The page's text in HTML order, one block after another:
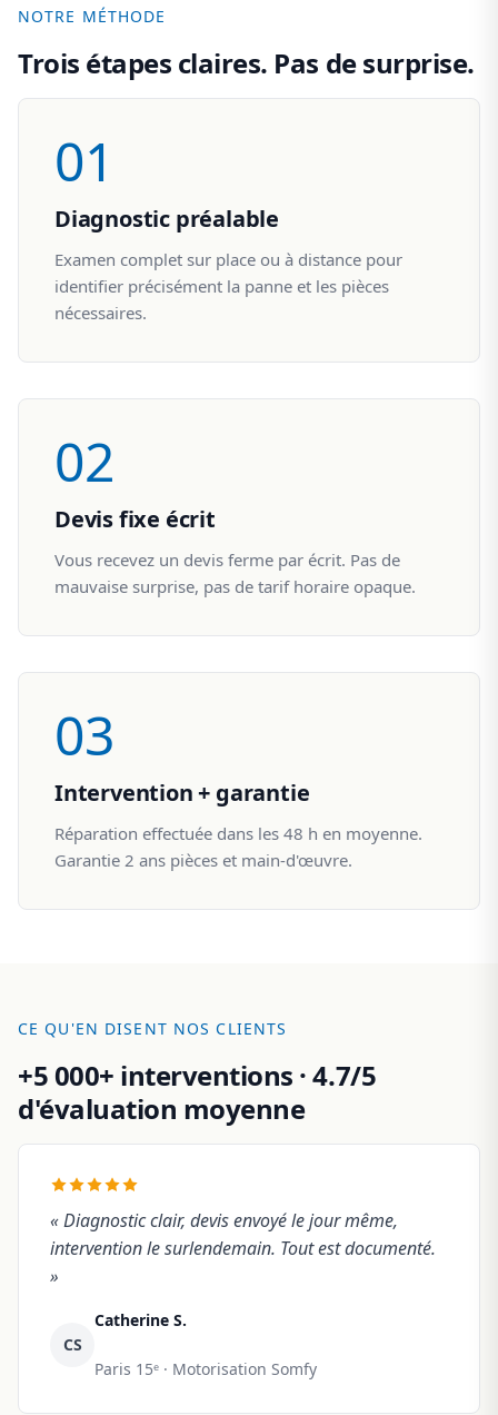
NOTRE MÉTHODE
Trois étapes claires. Pas de surprise.
01
Diagnostic préalable
Examen complet sur place ou à distance pour
identifier précisément la panne et les pièces
nécessaires.
02
Devis fixe écrit
Vous recevez un devis ferme par écrit. Pas de
mauvaise surprise, pas de tarif horaire opaque.
03
Intervention + garantie
Réparation effectuée dans les 48 h en moyenne.
Garantie 2 ans pièces et main-d'œuvre.
CE QU'EN DISENT NOS CLIENTS
+5 000+ interventions · 4.7/5
d'évaluation moyenne
« Diagnostic clair, devis envoyé le jour même,
intervention le surlendemain. Tout est documenté.
»
CS
Catherine S.
Paris 15ᵉ · Motorisation Somfy